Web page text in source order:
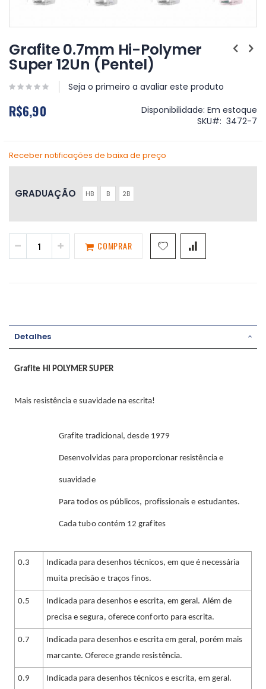
para
o
início
Galeria
imagens
Grafite 0.7mm Hi-Polymer
Super 12Un (Pentel)
Seja o primeiro a avaliar este produto
R$6,90 Disponibilidade: Em estoque
SKU
3472-7
Receber notificações de baixa de preço
GRADUAÇÃO HB B 2B
COMPRAR
Detalhes
Grafite HI POLYMER SUPER
Mais resistência e suavidade na escrita!
Grafite tradicional, desde 1979
Desenvolvidas para proporcionar resistência e
suavidade
Para todos os públicos, profissionais e estudantes.
Cada tubo contém 12 grafites
0.3
Indicada para desenhos técnicos, em que é necessária
muita precisão e traços finos.
0.5
Indicada para desenhos e escrita, em geral. Além de
precisa e segura, oferece conforto para escrita.
0.7
Indicada para desenhos e escrita em geral, porém mais
marcante. Oferece grande resistência.
0.9
Indicada para desenhos técnicos e escrita, em geral.